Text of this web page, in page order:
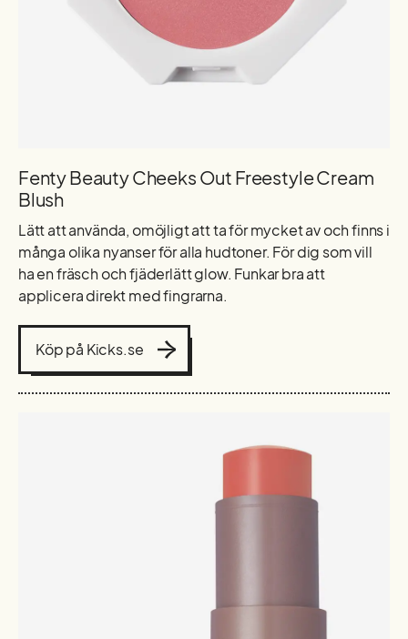
Fenty Beauty Cheeks Out Freestyle Cream
Blush
Lätt att använda, omöjligt att ta för mycket av och finns i
många olika nyanser för alla hudtoner. För dig som vill
ha en fräsch och fjäderlätt glow. Funkar bra att
applicera direkt med fingrarna.
Köp på Kicks.se